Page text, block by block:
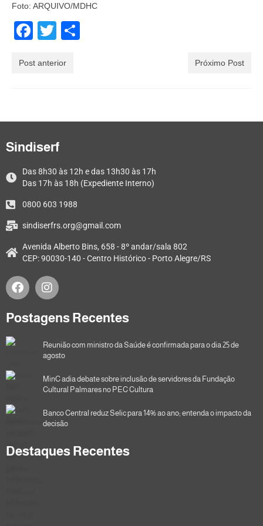
Foto: ARQUIVO/MDHC
Facebook
Twitter
Post anterior Próximo Post
Sindiserf
Das 8h30 às 12h e das 13h30 às 17h
Das 17h às 18h (Expediente Interno)
0800 603 1988
sindiserfrs.org@gmail.com
Avenida Alberto Bins, 658 - 8º andar/sala 802
CEP: 90030-140 - Centro Histórico - Porto Alegre/RS
Postagens Recentes
Reunião com ministro da Saúde é confirmada para o dia 25 de
agosto
MinC adia debate sobre inclusão de servidores da Fundação
Cultural Palmares no PEC Cultura
Banco Central reduz Selic para 14% ao ano; entenda o impacto da
decisão
Destaques Recentes